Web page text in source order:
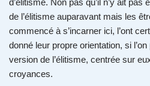
d’élitisme. Non pas qu’il n’y ait
de l’élitisme auparavant mais les
commencé à s’incarner ici, l’ont
donné leur propre orientation, si
version de l’élitisme, centrée sur
croyances.